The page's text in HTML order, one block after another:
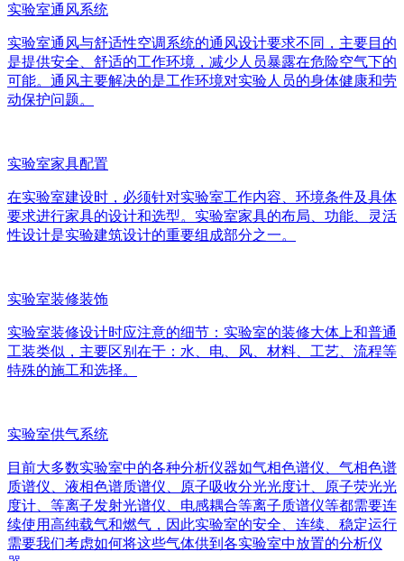
实验室通风系统
实验室通风与舒适性空调系统的通风设计要求不同，主要目的
是提供安全、舒适的工作环境，减少人员暴露在危险空气下的
可能。通风主要解决的是工作环境对实验人员的身体健康和劳
动保护问题。
实验室家具配置
在实验室建设时，必须针对实验室工作内容、环境条件及具体
要求进行家具的设计和选型。实验室家具的布局、功能、灵活
性设计是实验建筑设计的重要组成部分之一。
实验室装修装饰
实验室装修设计时应注意的细节：实验室的装修大体上和普通
工装类似，主要区别在于：水、电、风、材料、工艺、流程等
特殊的施工和选择。
实验室供气系统
目前大多数实验室中的各种分析仪器如气相色谱仪、气相色谱
质谱仪、液相色谱质谱仪、原子吸收分光光度计、原子荧光光
度计、等离子发射光谱仪、电感耦合等离子质谱仪等都需要连
续使用高纯载气和燃气，因此实验室的安全、连续、稳定运行
需要我们考虑如何将这些气体供到各实验室中放置的分析仪